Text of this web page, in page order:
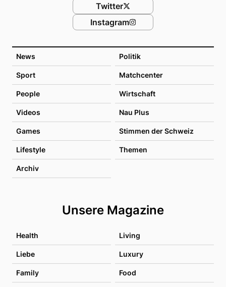
News Politik
Sport Matchcenter
People Wirtschaft
Videos Nau Plus
Games Stimmen der Schweiz
Lifestyle Themen
Archiv
Unsere Magazine
Health Living
Liebe Luxury
Family Food
Twitter
Instagram